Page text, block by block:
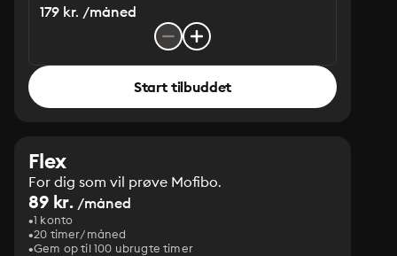
179 kr. /måned
Start tilbuddet
Flex
For dig som vil prøve Mofibo.
89 kr. /måned
1 konto
20 timer/måned
Gem op til 100 ubrugte timer